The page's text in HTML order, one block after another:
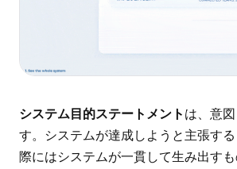
システム目的ステートメント は、意
す。システムが達成しようと主張す
際にはシステムが一貫して生み出す